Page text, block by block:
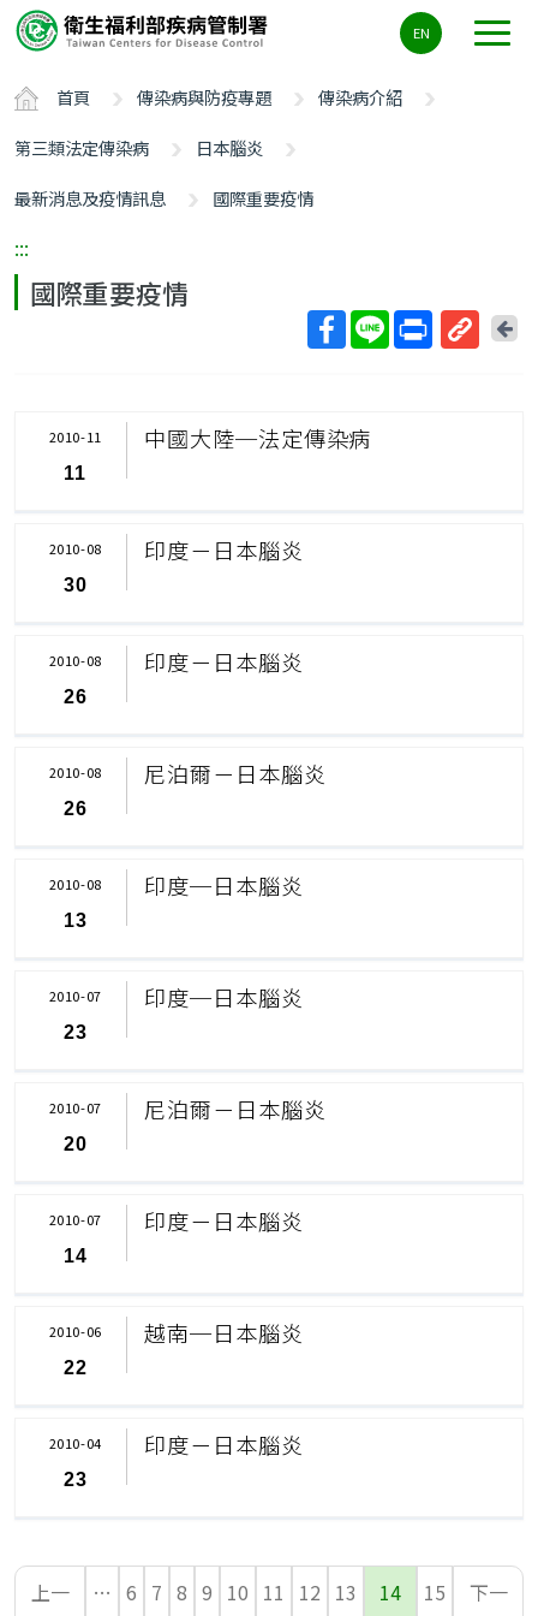
要
容
ALT+C
EN
首頁 傳染病與防疫專題
傳染病介紹
第三類法定傳染病
日本腦炎
最新消息及疫情訊息
國際重要疫情
:::
國際重要疫情
回
中國大陸─法定傳染病
2010-11
11
印度－日本腦炎
2010-08
30
印度－日本腦炎
2010-08
26
尼泊爾－日本腦炎
2010-08
26
印度─日本腦炎
2010-08
13
印度─日本腦炎
2010-07
23
尼泊爾－日本腦炎
2010-07
20
印度－日本腦炎
2010-07
14
越南─日本腦炎
2010-06
22
印度－日本腦炎
2010-04
23
上一 … 6 7 8 9 10 11 12 13 14 15 下一